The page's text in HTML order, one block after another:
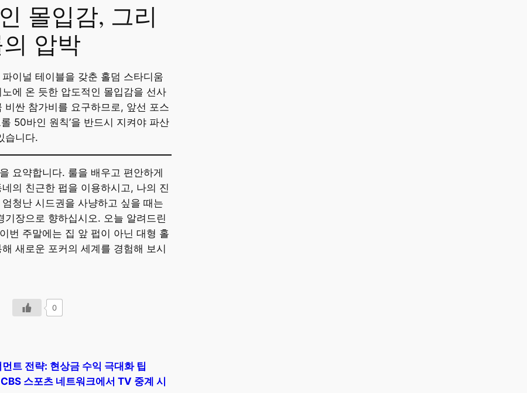
몰입감, 그리
압박
이널 테이블을 갖춘 홀덤 스타디움
에 온 듯한 압도적인 몰입감을 선사
비싼 참가비를 요구하므로, 앞선 포스
50바인 원칙’을 반드시 지켜야 파산
습니다.
요약합니다. 룰을 배우고 편안하게
의 친근한 펍을 이용하시고, 나의 진
청난 시드권을 사냥하고 싶을 때는
기장으로 향하십시오. 오늘 알려드린
번 주말에는 집 앞 펍이 아닌 대형 홀
새로운 포커의 세계를 경험해 보시
0
트 전략: 현상금 수익 극대화 팁
스포츠 네트워크에서 TV 중계 시